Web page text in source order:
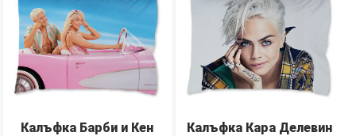
Калъфка Барби и Кен Калъфка Кара Делевин